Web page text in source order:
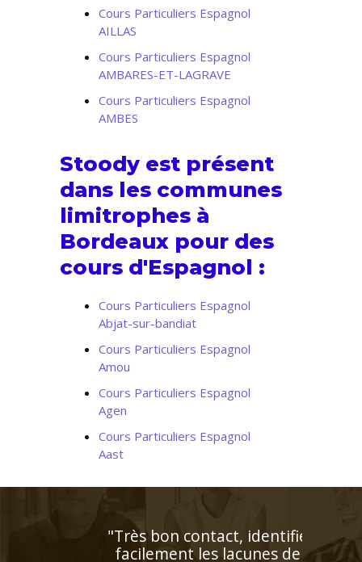
Cours Particuliers Espagnol
AILLAS
Cours Particuliers Espagnol
AMBARES-ET-LAGRAVE
Cours Particuliers Espagnol
AMBES
Stoody est présent
dans les communes
limitrophes à
Bordeaux pour des
cours d'Espagnol :
Cours Particuliers Espagnol
Abjat-sur-bandiat
Cours Particuliers Espagnol
Amou
Cours Particuliers Espagnol
Agen
Cours Particuliers Espagnol
Aast
"Enseignant de très grande
qualité connaissant